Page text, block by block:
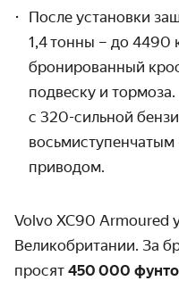
После установки
1,4 тонны – до 4490
бронированный
подвеску и
с 320-сильной
приводом.
Volvo XC90 Armoured
Великобритании. За
просят 450 000